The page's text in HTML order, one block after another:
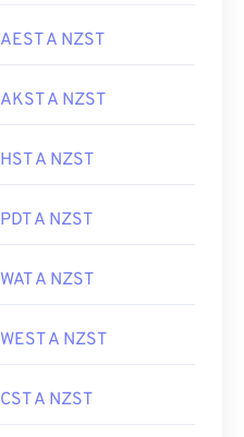
AEST A NZST
AKST A NZST
HST A NZST
PDT A NZST
WAT A NZST
WEST A NZST
CST A NZST